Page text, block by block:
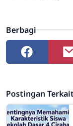
Berbagi
Postingan Terkait